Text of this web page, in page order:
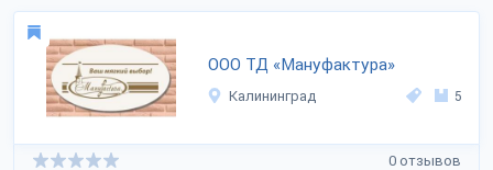
ООО ТД «Мануфактура»
Калининград 5
0 отзывов